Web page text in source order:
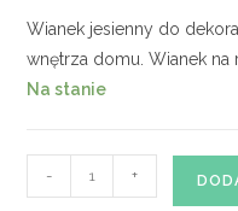
Wianek jesienny do
wnętrza domu. Wianek
Na stanie
Wianek
- +